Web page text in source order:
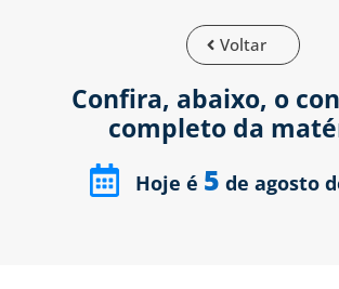
Voltar
Confira, abaixo, o
completo da
Hoje é 5 de agosto